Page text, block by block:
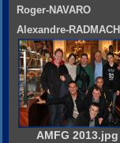
Roger-NAVARO
Alexandre-
AMFG 2013.jpg